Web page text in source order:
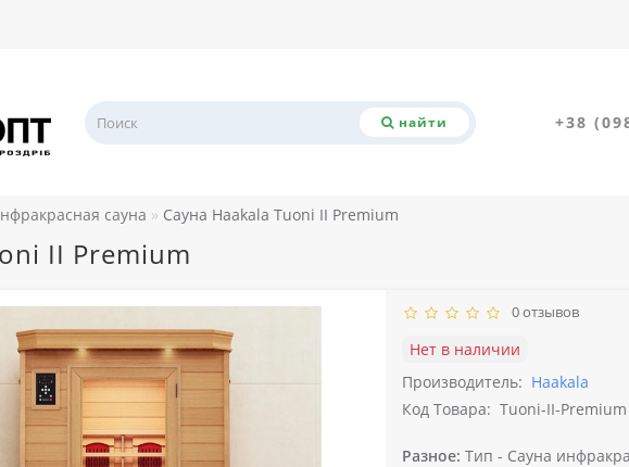
найти +38
сауна Сауна Haakala Tuoni II Premium
II Premium
0 отзывов
Нет в наличии
Производитель: Haakala
Код Товара: Tuoni-II-Premium
Разное: Тип - Сауна